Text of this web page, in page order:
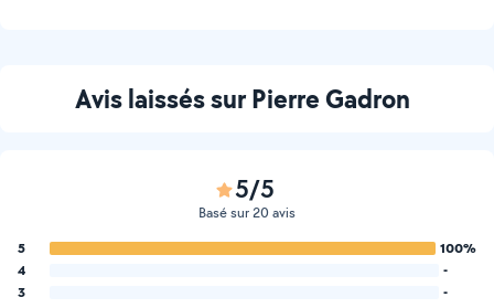
Avis laissés sur Pierre Gadron
5/5
Basé sur 20 avis
5
100%
4
-
3
-